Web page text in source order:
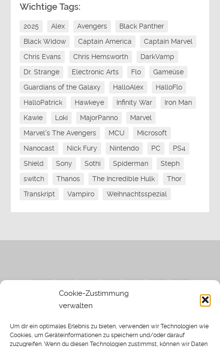
Cookie-Zustimmung
verwalten
Um dir ein optimales Erlebnis zu bieten, verwenden wir Technologien wie
Cookies, um Geräteinformationen zu speichern und/oder darauf
zuzugreifen. Wenn du diesen Technologien zustimmst, können wir Daten
Wichtige Tags:
2025 Alex Avengers
Black Panther
Black Widow
Captain America
Captain Marvel
Chris Evans
Chris Hemsworth
DarkVamp
Dr. Strange
Electronic Arts Flo
Gameüse
Guardians of the Galaxy
HalloAlex
HalloFlo
HalloPatrick
Hawkeye Infinity War
Iron Man
Kawie
Loki MajorPanno
Marvel
Marvel's The Avengers
MCU
Microsoft
Nanocast
Nick Fury Nintendo PC
PS4
Shield
Sony Sothi Spiderman
Steph
switch
Thanos The Incredible Hulk
Thor
Transkript
Vampiro Weihnachtsspezial
Spielwiese